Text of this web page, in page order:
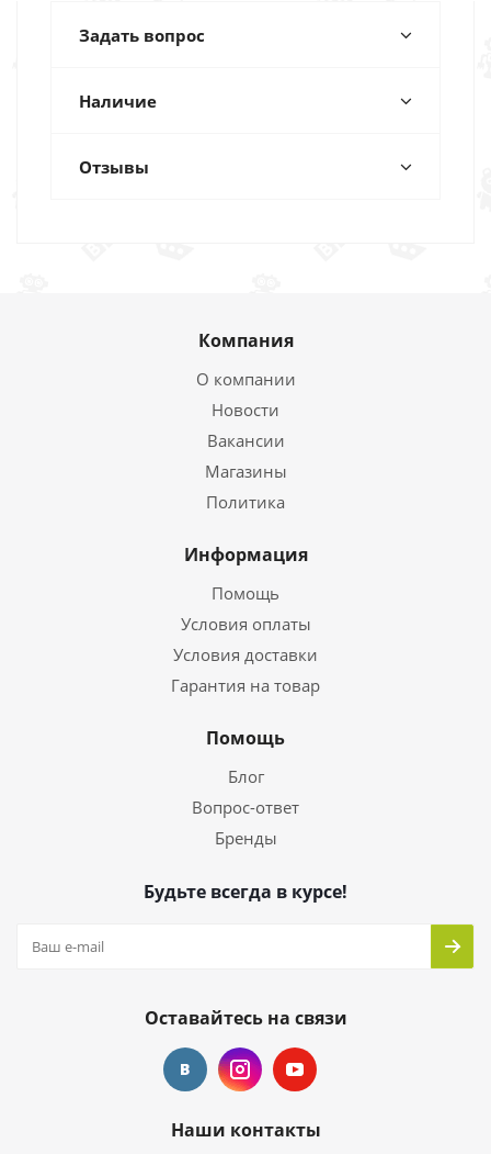
Задать вопрос
Наличие
Отзывы
Компания
О компании
Новости
Вакансии
Магазины
Политика
Информация
Помощь
Условия оплаты
Условия доставки
Гарантия на товар
Помощь
Блог
Вопрос-ответ
Бренды
Будьте всегда в курсе!
Оставайтесь на связи
Наши контакты